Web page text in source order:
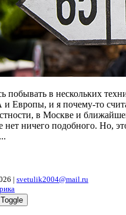
побывать в нескольких
Европы, и я почему-то
в Москве и
нет ничего подобного. Но,
| svetulik2004@mail.ru